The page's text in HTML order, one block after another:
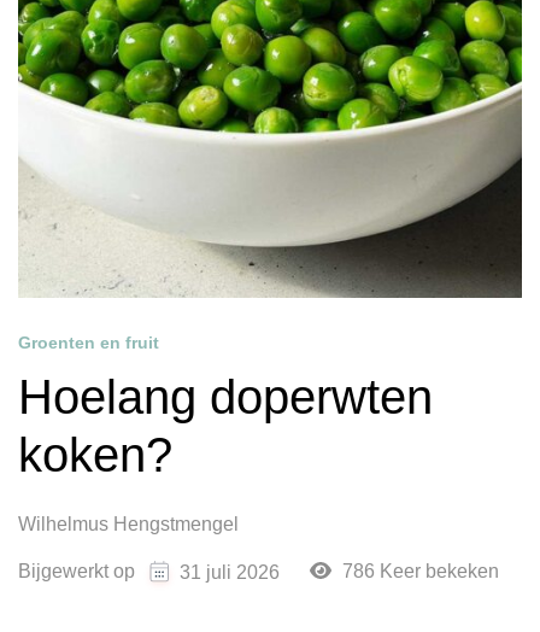
Groenten en fruit
Hoelang doperwten
koken?
Wilhelmus Hengstmengel
Bijgewerkt op 31 juli 2026 786 Keer bekeken